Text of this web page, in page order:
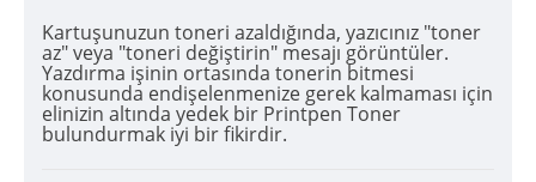
Kartuşunuzun toneri azaldığında, yazıcınız "toner
az" veya "toneri değiştirin" mesajı görüntüler.
Yazdırma işinin ortasında tonerin bitmesi
konusunda endişelenmenize gerek kalmaması için
elinizin altında yedek bir Printpen Toner
bulundurmak iyi bir fikirdir.